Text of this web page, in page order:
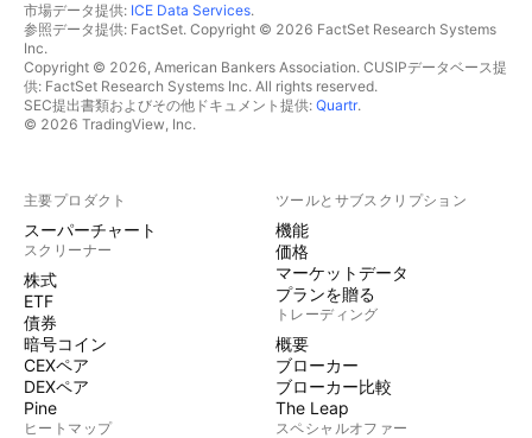
市場データ提供: ICE Data Services.
参照データ提供: FactSet. Copyright © 2026 FactSet Research Systems
Inc.
Copyright © 2026, American Bankers Association. CUSIPデータベース提
供: FactSet Research Systems Inc. All rights reserved.
SEC提出書類およびその他ドキュメント提供: Quartr.
© 2026 TradingView, Inc.
主要プロダクト
スーパーチャート
スクリーナー
株式
ETF
債券
暗号コイン
CEXペア
DEXペア
Pine
ヒートマップ
ツールとサブスクリプション
機能
価格
マーケットデータ
プランを贈る
トレーディング
概要
ブローカー
ブローカー比較
The Leap
スペシャルオファー